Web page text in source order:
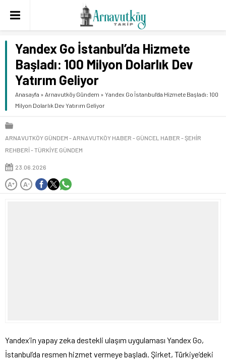
Yandex Go İstanbul’da Hizmete
Başladı: 100 Milyon Dolarlık Dev
Yatırım Geliyor
Anasayfa » Arnavutköy Gündem » Yandex Go İstanbul’da Hizmete Başladı: 100
Milyon Dolarlık Dev Yatırım Geliyor
ARNAVUTKÖY GÜNDEM ARNAVUTKÖY HABER GÜNCEL HABER
ŞEHIR
REHBERI
TÜRKIYE GÜNDEM
23.06.2026
A+ A-
Yandex’in yapay zeka destekli ulaşım uygulaması Yandex Go,
İstanbul’da resmen hizmet vermeye başladı. Şirket, Türkiye’deki